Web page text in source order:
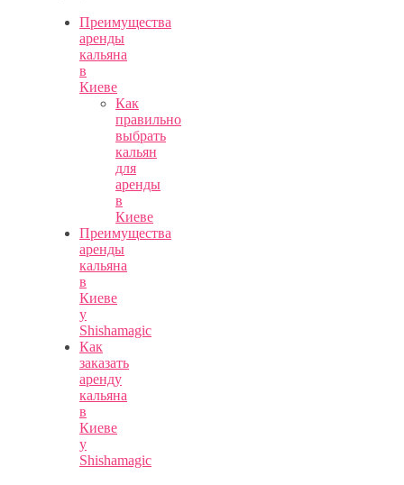
Преимущества
аренды
кальяна
в
Киеве
Как
правильно
выбрать
кальян
для
аренды
в
Киеве
Преимущества
аренды
кальяна
в
Киеве
у
Shishamagic
Как
заказать
аренду
кальяна
в
Киеве
у
Shishamagic